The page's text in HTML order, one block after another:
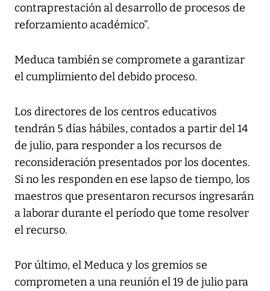
contraprestación al desarrollo de procesos de
reforzamiento académico”.
Meduca también se compromete a garantizar
el cumplimiento del debido proceso.
Los directores de los centros educativos
tendrán 5 días hábiles, contados a partir del 14
de julio, para responder a los recursos de
reconsideración presentados por los docentes.
Si no les responden en ese lapso de tiempo, los
maestros que presentaron recursos ingresarán
a laborar durante el período que tome resolver
el recurso.
Por último, el Meduca y los gremios se
comprometen a una reunión el 19 de julio para